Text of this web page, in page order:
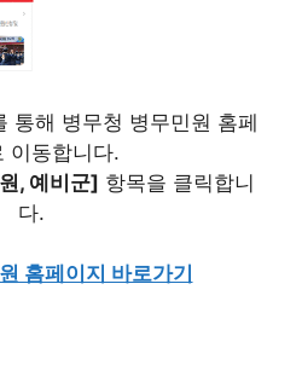
통해 병무청 병무민원 홈페
이동합니다.
, 예비군] 항목을 클릭합니
다.
홈페이지 바로가기